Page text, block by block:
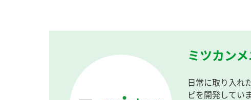
ミツカン
日常に取り入れ
ピを開発していま